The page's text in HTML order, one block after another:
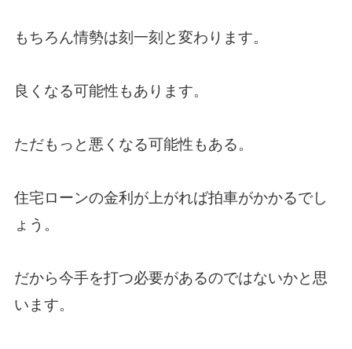
もちろん情勢は刻一刻と変わります。
良くなる可能性もあります。
ただもっと悪くなる可能性もある。
住宅ローンの金利が上がれば拍車がかかるでし
ょう。
だから今手を打つ必要があるのではないかと思
います。